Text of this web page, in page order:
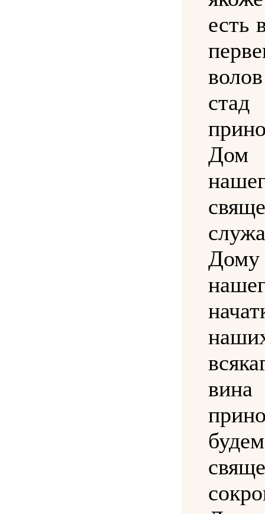
есть
будем